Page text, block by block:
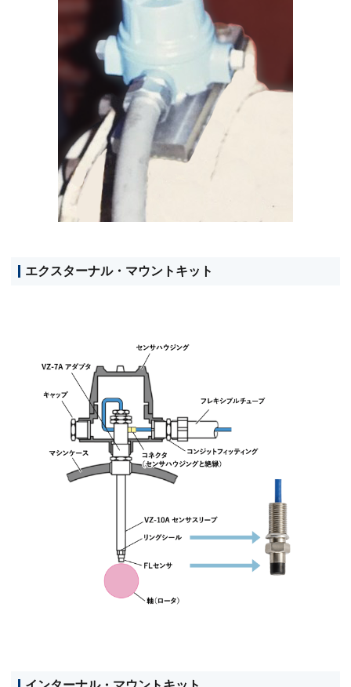
エクスターナル・マウントキット